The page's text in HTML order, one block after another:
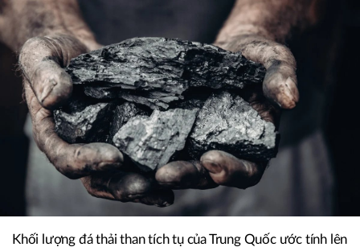
Khối lượng đá thải than tích tụ của Trung Quốc ước tính lên